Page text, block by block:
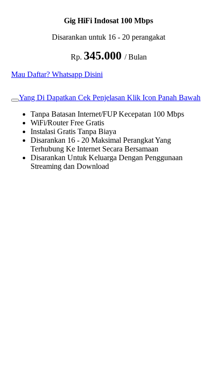
Gig HiFi Indosat 100 Mbps
Disarankan untuk 16 - 20 perangakat
Rp. 345.000 / Bulan
Mau Daftar? Whatsapp Disini
Yang Di Dapatkan Cek Penjelasan Klik Icon Panah Bawah
Tanpa Batasan Internet/FUP Kecepatan 100 Mbps
WiFi/Router Free Gratis
Instalasi Gratis Tanpa Biaya
Disarankan 16 - 20 Maksimal Perangkat Yang
Terhubung Ke Internet Secara Bersamaan
Disarankan Untuk Keluarga Dengan Penggunaan
Streaming dan Download